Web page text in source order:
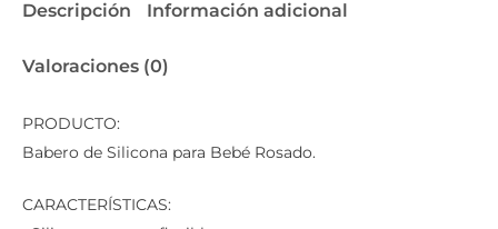
Descripción Información adicional
Valoraciones (0)
PRODUCTO:
Babero de Silicona para Bebé Rosado.
CARACTERÍSTICAS: